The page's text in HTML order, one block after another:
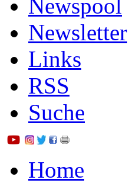
Newspool
Newsletter
Links
RSS
Suche
Home